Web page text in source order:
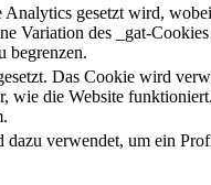
gesetzt wird,
Variation des _gat-
begrenzen.
Das Cookie wird
wie die Website
verwendet, um ein